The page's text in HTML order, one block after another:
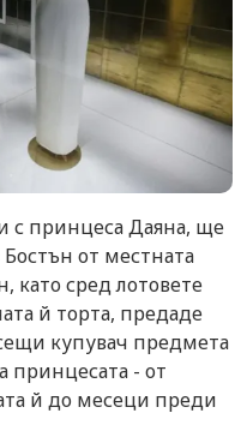
с принцеса Даяна, ще
от местната
като сред лотовете
й торта, предаде
купувач предмета
принцесата - от
й до месеци преди